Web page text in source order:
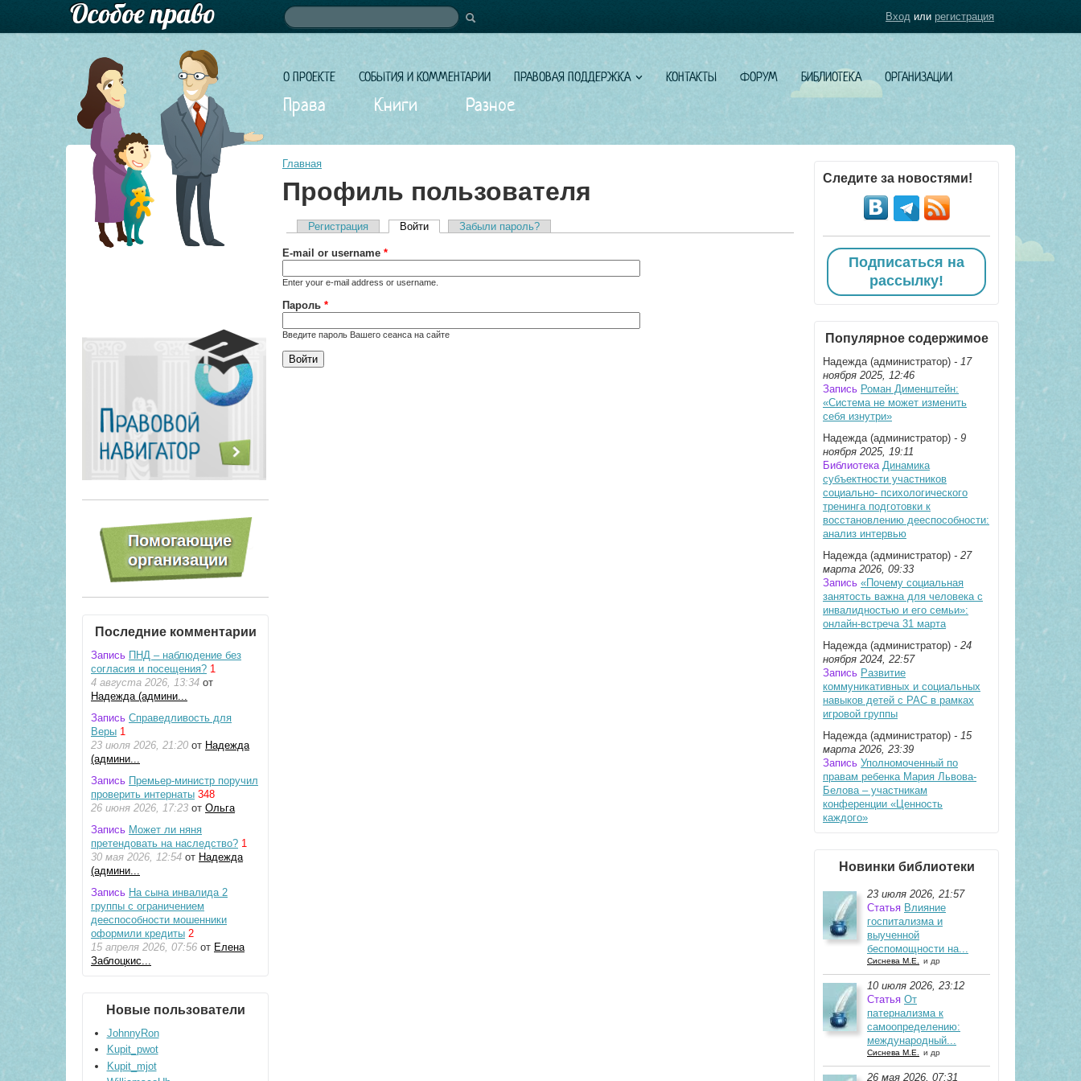
О ПРОЕКТЕ СОБЫТИЯ И КОММЕНТАРИИ ПРАВОВАЯ ПОДДЕРЖКА КОНТАКТЫ ФОРУМ БИБЛИОТЕКА ОРГАНИЗАЦИИ
Права Книги Разное
Форма поиска
Поиск Вход или регистрация
Главная
Профиль пользователя
Главные вкладки
Регистрация Войти(активная вкладка)
Забыли пароль?
E-mail or username *
Enter your e-mail address or username.
Пароль *
Введите пароль Вашего сеанса на сайте
Последние комментарии
Запись ПНД – наблюдение без
согласия и посещения? 1
4 августа 2026, 13:34 от
Надежда (админи...
Запись Справедливость для
Веры 1
23 июля 2026, 21:20 от Надежда
(админи...
Запись Премьер-министр поручил
проверить интернаты 348
26 июня 2026, 17:23 от Ольга
Запись Может ли няня
претендовать на наследство? 1
30 мая 2026, 12:54 от Надежда
(админи...
Запись На сына инвалида 2
группы с ограничением
дееспособности мошенники
оформили кредиты 2
15 апреля 2026, 07:56 от Елена
Заблоцкис...
Новые пользователи
JohnnyRon
Kupit_pwot
Kupit_mjot
Следите за новостями!
Подписаться на
рассылку!
Популярное содержимое
Надежда (администратор) - 17
ноября 2025, 12:46
Запись Роман Дименштейн:
«Система не может изменить
себя изнутри»
Надежда (администратор) - 9
ноября 2025, 19:11
Библиотека Динамика
субъектности участников
социально- психологического
тренинга подготовки к
восстановлению дееспособности:
анализ интервью
Надежда (администратор) - 27
марта 2026, 09:33
Запись «Почему социальная
занятость важна для человека с
инвалидностью и его семьи»:
онлайн-встреча 31 марта
Надежда (администратор) - 24
ноября 2024, 22:57
Запись Развитие
коммуникативных и социальных
навыков детей с РАС в рамках
игровой группы
Надежда (администратор) - 15
марта 2026, 23:39
Запись Уполномоченный по
правам ребенка Мария Львова-
Белова – участникам
конференции «Ценность
каждого»
Новинки библиотеки
23 июля 2026, 21:57
Статья Влияние
госпитализма и
выученной
беспомощности на...
Сиснева М.Е. и др
10 июля 2026, 23:12
Статья От
патернализма к
самоопределению:
международный...
Сиснева М.Е. и др
26 мая 2026, 07:31